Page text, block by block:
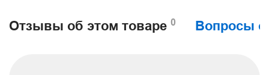
Отзывы об этом товаре 0 Вопросы